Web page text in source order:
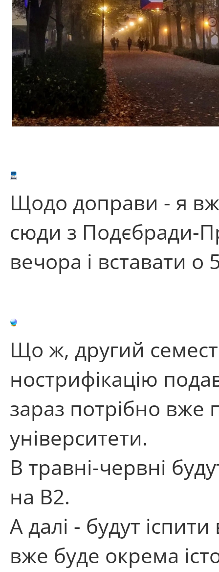
Щодо доправи - я
сюди з Подєбради-
вечора і вставати
Що ж, другий
нострифікацію
зараз потрібно вже
університети.
В травні-червні
на B2.
А далі - будут
вже буде окрема